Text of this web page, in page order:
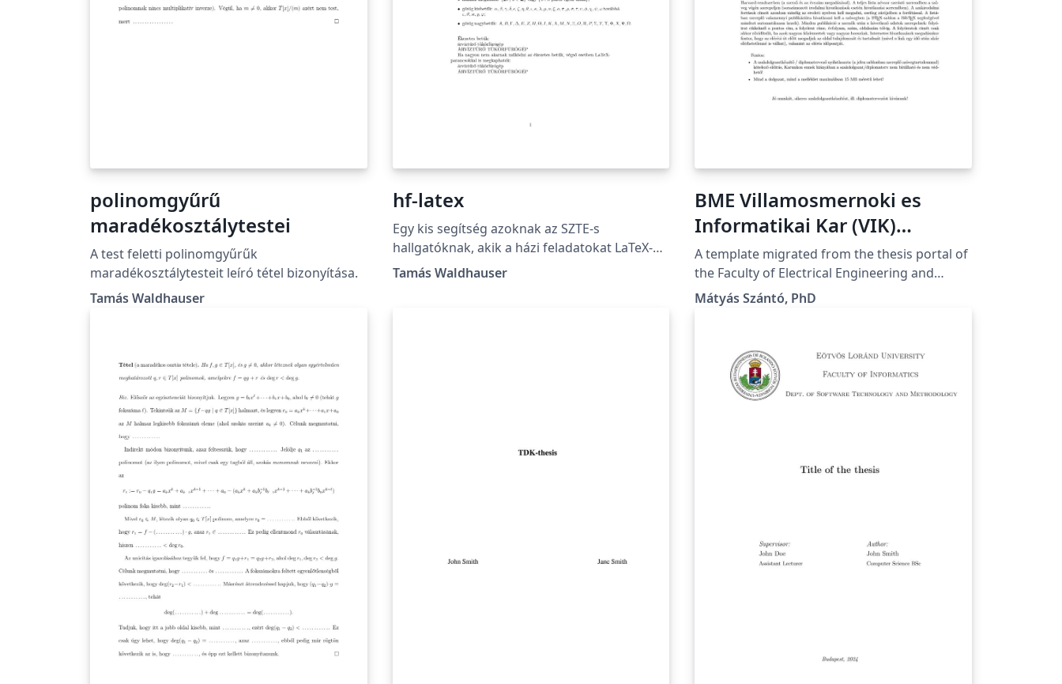
polinomgyűrű
maradékosztálytestei
A test feletti polinomgyűrűk
maradékosztálytesteit leíró tétel bizonyítása.
Tamás Waldhauser
hf-latex
Egy kis segítség azoknak az SZTE-s
hallgatóknak, akik a házi feladatokat LaTeX-
ben szeretnék elkészíteni.
Tamás Waldhauser
BME Villamosmernoki es
Informatikai Kar (VIK)
diplomaterv sablon
A template migrated from the thesis portal of
the Faculty of Electrical Engineering and
Informatics of the Budapest University of
Technology and Economics in Budapest,
Gazdaságtudományi Egyetem
Villamosmérnöki és Informatikai Karának
diplomaterv portáljáról származó
diplomaterv, illetve szakdolgozat minta.
Mátyás Szántó, PhD